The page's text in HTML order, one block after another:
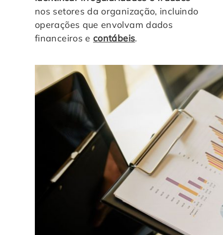
nos setores da organização, incluindo
operações que envolvam dados
financeiros e contábeis.